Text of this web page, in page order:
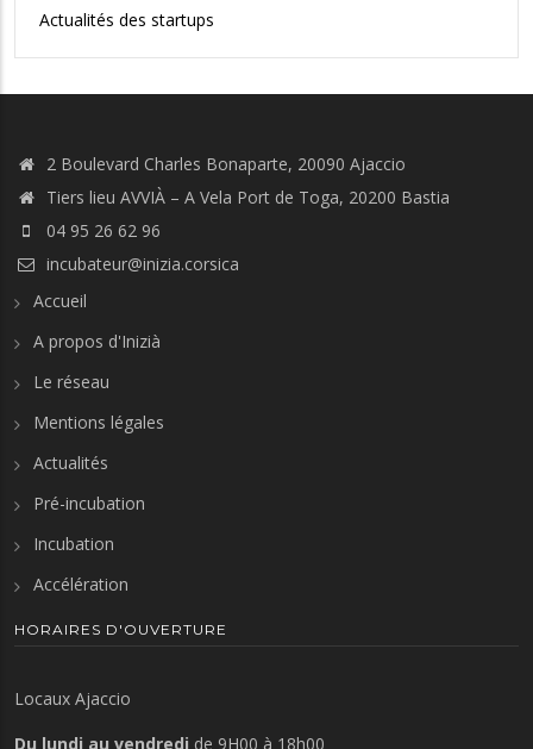
Actualités des startups
2 Boulevard Charles Bonaparte, 20090 Ajaccio
Tiers lieu AVVIÀ – A Vela Port de Toga, 20200 Bastia
04 95 26 62 96
incubateur@inizia.corsica
Accueil
A propos d'Inizià
Le réseau
Mentions légales
Actualités
Pré-incubation
Incubation
Accélération
HORAIRES D'OUVERTURE
Locaux Ajaccio
Du lundi au vendredi de 9H00 à 18h00